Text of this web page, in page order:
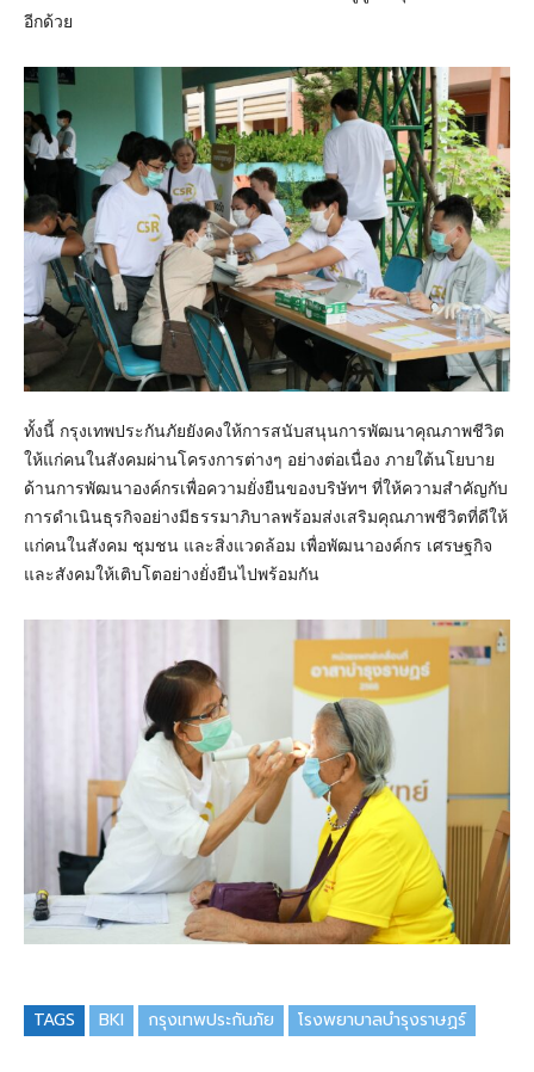
อีกด้วย
ทั้งนี้ กรุงเทพประกันภัยยังคงให้การสนับสนุนการพัฒนาคุณภาพชีวิต
ให้แก่คนในสังคมผ่านโครงการต่างๆ อย่างต่อเนื่อง ภายใต้นโยบาย
ด้านการพัฒนาองค์กรเพื่อความยั่งยืนของบริษัทฯ ที่ให้ความสำคัญกับ
การดำเนินธุรกิจอย่างมีธรรมาภิบาลพร้อมส่งเสริมคุณภาพชีวิตที่ดีให้
แก่คนในสังคม ชุมชน และสิ่งแวดล้อม เพื่อพัฒนาองค์กร เศรษฐกิจ
และสังคมให้เติบโตอย่างยั่งยืนไปพร้อมกัน
TAGS BKI กรุงเทพประกันภัย โรงพยาบาลบำรุงราษฏร์